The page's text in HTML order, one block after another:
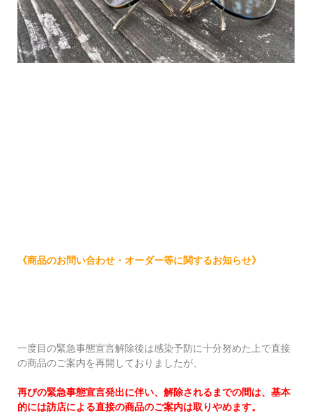
《商品のお問い合わせ・オーダー等に関するお知らせ》
一度目の緊急事態宣言解除後は感染予防に十分努めた上で直接
の商品のご案内を再開しておりましたが、
再びの緊急事態宣言発出に伴い、解除されるまでの間は、基本
的には訪店による直接の商品のご案内は取りやめます。